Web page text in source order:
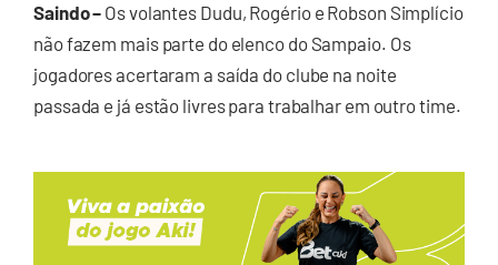
Saindo – Os volantes Dudu, Rogério e Robson Simplício
não fazem mais parte do elenco do Sampaio. Os
jogadores acertaram a saída do clube na noite
passada e já estão livres para trabalhar em outro time.